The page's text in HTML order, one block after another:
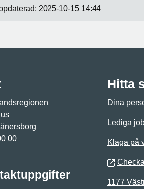
2025-10-15 14:44
00
Hitta
Dina
Lediga
Klaga på
1177